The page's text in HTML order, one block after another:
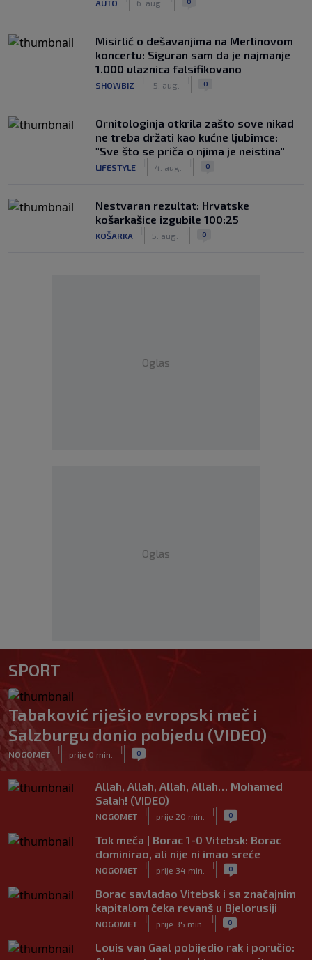
AUTO 6. aug.
Misirlić o dešavanjima na Merlinovom
koncertu: Siguran sam da je najmanje
1.000 ulaznica falsifikovano
SHOWBIZ 5. aug. 0
Ornitologinja otkrila zašto sove nikad
ne treba držati kao kućne ljubimce:
"Sve što se priča o njima je neistina"
LIFESTYLE 4. aug. 0
Nestvaran rezultat: Hrvatske
košarkašice izgubile 100:25
KOŠARKA 5. aug. 0
Oglas
Oglas
SPORT
Tabaković riješio evropski meč i
Salzburgu donio pobjedu (VIDEO)
NOGOMET
|
prije 0 min.
| 0
Allah, Allah, Allah, Allah… Mohamed
Salah! (VIDEO)
NOGOMET
|
prije 20 min.
| 0
Tok meča | Borac 1-0 Vitebsk: Borac
dominirao, ali nije ni imao sreće
NOGOMET
|
prije 34 min.
| 0
Borac savladao Vitebsk i sa značajnim
kapitalom čeka revanš u Bjelorusiji
NOGOMET
|
prije 35 min.
| 0
Louis van Gaal pobijedio rak i poručio: